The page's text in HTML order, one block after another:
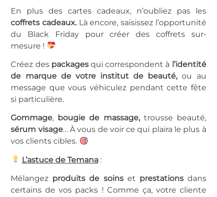
En plus des cartes cadeaux, n’oubliez pas les
coffrets cadeaux. Là encore, saisissez l’opportunité
du Black Friday pour créer des coffrets sur-
mesure !
Créez des packagesqui correspondent à l’identité
de marque de votre institut de beauté, ou au
message que vous véhiculez pendant cette fête
si particulière.
Gommage, bougie de massage,trousse beauté,
sérum visage… À vous de voir ce qui plaira le plus à
vos clients cibles.
L’astuce de Temana:
Mélangez produits de soinset prestationsdans
certains de vos packs ! Comme ça, votre cliente